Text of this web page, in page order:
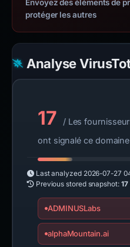
Envoyez des éléments de
protéger les autres
Analyse
17
/ Les
ont signalé ce domaine
Last analyzed 2026-07-27
Previous stored snapshot: 17
ADMINUSLabs
alphaMountain.ai